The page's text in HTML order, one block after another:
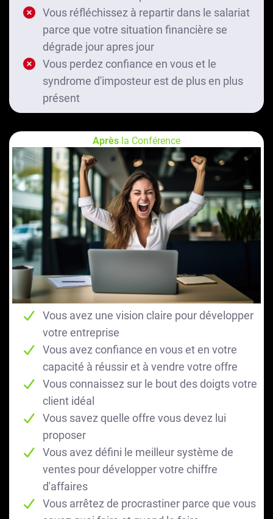
Vous réfléchissez à repartir dans le salariat
parce que votre situation financière se
dégrade jour apres jour
Vous perdez confiance en vous et le
syndrome d'imposteur est de plus en plus
présent
Après la Conférence
Vous avez une vision claire pour développer
votre entreprise
Vous avez confiance en vous et en votre
capacité à réussir et à vendre votre offre
Vous connaissez sur le bout des doigts votre
client idéal
Vous savez quelle offre vous devez lui
proposer
Vous avez défini le meilleur système de
ventes pour développer votre chiffre
d'affaires
Vous arrêtez de procrastiner parce que vous